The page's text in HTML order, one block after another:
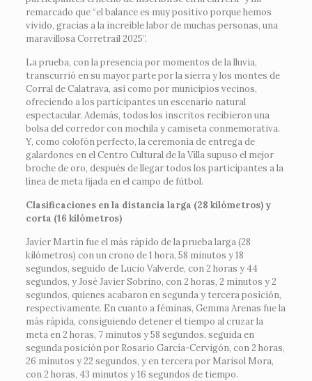
remarcado que “el balance es muy positivo porque hemos
vivido, gracias a la increíble labor de muchas personas, una
maravillosa Corretrail 2025”.
La prueba, con la presencia por momentos de la lluvia,
transcurrió en su mayor parte por la sierra y los montes de
Corral de Calatrava, así como por municipios vecinos,
ofreciendo a los participantes un escenario natural
espectacular. Además, todos los inscritos recibieron una
bolsa del corredor con mochila y camiseta conmemorativa.
Y, como colofón perfecto, la ceremonia de entrega de
galardones en el Centro Cultural de la Villa supuso el mejor
broche de oro, después de llegar todos los participantes a la
línea de meta fijada en el campo de fútbol.
Clasificaciones en la distancia larga (28 kilómetros) y
corta (16 kilómetros)
Javier Martín fue el más rápido de la prueba larga (28
kilómetros) con un crono de 1 hora, 58 minutos y 18
segundos, seguido de Lucio Valverde, con 2 horas y 44
segundos, y José Javier Sobrino, con 2 horas, 2 minutos y 2
segundos, quienes acabaron en segunda y tercera posición,
respectivamente. En cuanto a féminas, Gemma Arenas fue la
más rápida, consiguiendo detener el tiempo al cruzar la
meta en 2 horas, 7 minutos y 58 segundos, seguida en
segunda posición por Rosario García-Cervigón, con 2 horas,
26 minutos y 22 segundos, y en tercera por Marisol Mora,
con 2 horas, 43 minutos y 16 segundos de tiempo.